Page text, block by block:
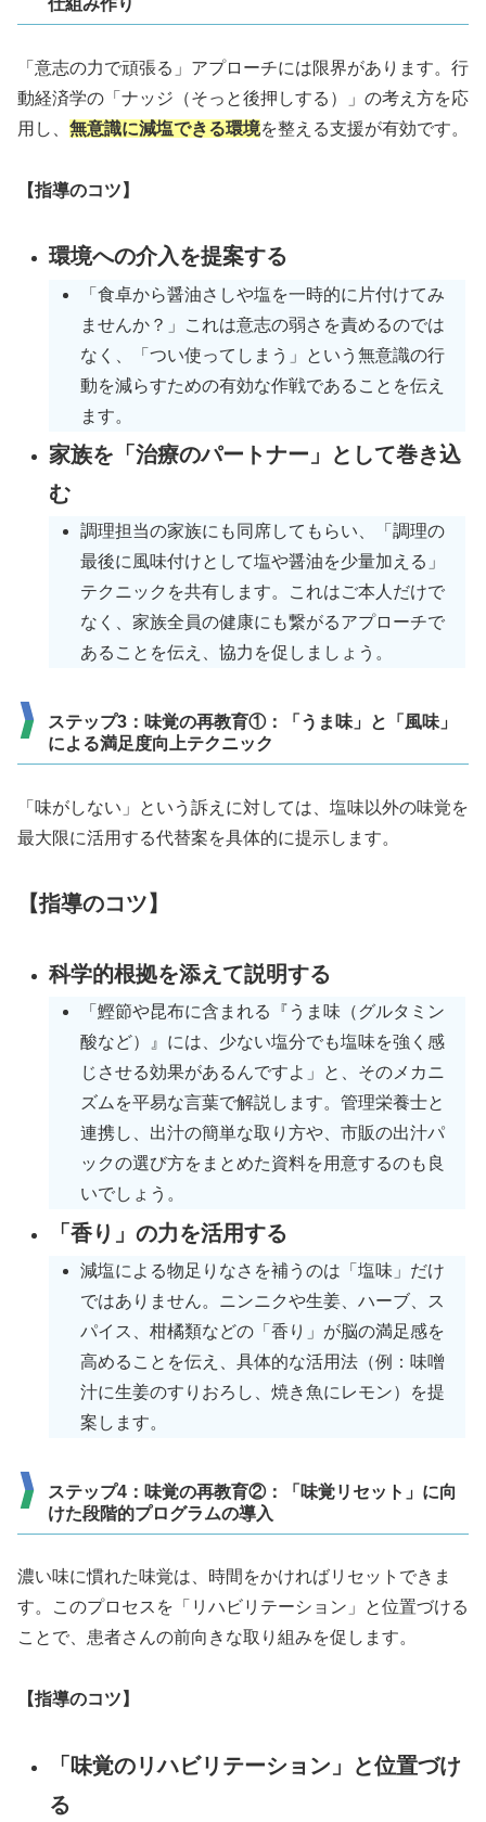
「意志の力で頑張る」アプローチには限界があります。行
動経済学の「ナッジ（そっと後押しする）」の考え方を応
用し、 無意識に減塩できる環境を整える支援が有効です。
【指導のコツ】
環境への介入を提案する
「食卓から醤油さしや塩を一時的に片付けてみ
ませんか？」これは意志の弱さを責めるのでは
なく、「つい使ってしまう」という無意識の行
動を減らすための有効な作戦であることを伝え
ます。
家族を「治療のパートナー」として巻き込
む
調理担当の家族にも同席してもらい、「調理の
最後に風味付けとして塩や醤油を少量加える」
テクニックを共有します。これはご本人だけで
なく、家族全員の健康にも繋がるアプローチで
あることを伝え、協力を促しましょう。
ステップ3：味覚の再教育①：「うま味」と「風味」
による満足度向上テクニック
「味がしない」という訴えに対しては、塩味以外の味覚を
最大限に活用する代替案を具体的に提示します。
【指導のコツ】
科学的根拠を添えて説明する
「鰹節や昆布に含まれる『うま味（グルタミン
酸など）』には、少ない塩分でも塩味を強く感
じさせる効果があるんですよ」と、そのメカニ
ズムを平易な言葉で解説します。管理栄養士と
連携し、出汁の簡単な取り方や、市販の出汁パ
ックの選び方をまとめた資料を用意するのも良
いでしょう。
「香り」の力を活用する
減塩による物足りなさを補うのは「塩味」だけ
ではありません。ニンニクや生姜、ハーブ、ス
パイス、柑橘類などの「香り」が脳の満足感を
高めることを伝え、具体的な活用法（例：味噌
汁に生姜のすりおろし、焼き魚にレモン）を提
案します。
ステップ4：味覚の再教育②：「味覚リセット」に向
けた段階的プログラムの導入
濃い味に慣れた味覚は、時間をかければリセットできま
す。このプロセスを「リハビリテーション」と位置づける
ことで、患者さんの前向きな取り組みを促します。
【指導のコツ】
「味覚のリハビリテーション」と位置づけ
る